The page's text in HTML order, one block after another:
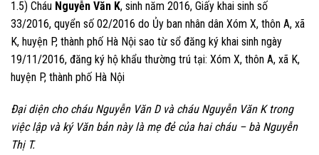
1.5) Cháu Nguyễn Văn K, sinh năm 2016, Giấy khai sinh số
33/2016, quyển số 02/2016 do Ủy ban nhân dân Xóm X, thôn A, xã
K, huyện P, thành phố Hà Nội sao từ sổ đăng ký khai sinh ngày
19/11/2016, đăng ký hộ khẩu thường trú tại: Xóm X, thôn A, xã K,
huyện P, thành phố Hà Nội
Đại diện cho cháu Nguyễn Văn D và cháu Nguyễn Văn K trong
việc lập và ký Văn bản này là mẹ đẻ của hai cháu – bà Nguyễn
Thị T.